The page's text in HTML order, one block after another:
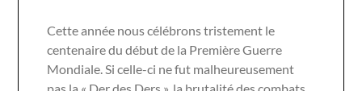
Cette année nous célébrons tristement le
centenaire du début de la Première Guerre
Mondiale. Si celle-ci ne fut malheureusement